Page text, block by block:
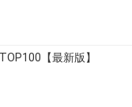
【最新版】